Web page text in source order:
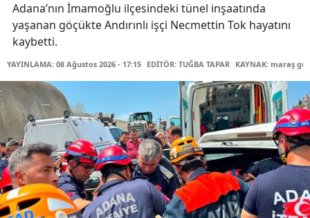
Adana’nın İmamoğlu ilçesindeki tünel inşaatında
yaşanan göçükte Andırınlı işçi Necmettin Tok hayatını
kaybetti.
YAYINLAMA: 08 Ağustos 2026 - 17:15 EDİTÖR: TUĞBA TAPAR KAYNAK: maraş